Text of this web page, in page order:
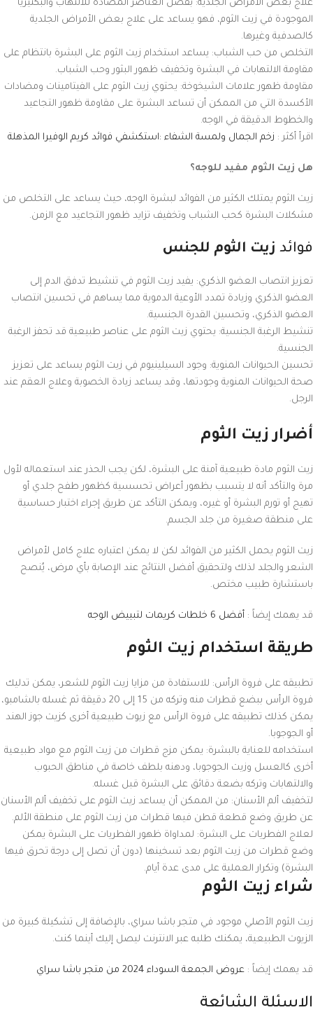
علاج بعض الأمراض الجلدية: بفضل العناصر المضادة للالتهاب والبكتيريا
الموجودة في زيت الثوم، فهو يساعد على علاج بعض الأمراض الجلدية
كالصدفية وغيرها.
التخلص من حب الشباب: يساعد استخدام زيت الثوم على البشرة بانتظام على
مقاومة الالتهابات في البشرة وتخفيف ظهور البثور وحب الشباب.
مقاومة ظهور علامات الشيخوخة: يحتوي زيت الثوم على الفيتامينات ومضادات
الأكسدة التي من الممكن أن تساعد البشرة على مقاومة ظهور التجاعيد
والخطوط الدقيقة في الوجه.
اقرأ أكثر : زخم الجمال ولمسة الشفاء :استكشفي فوائد كريم الوفيرا المذهلة
هل زيت الثوم مفيد للوجه؟
زيت الثوم يمتلك الكثير من الفوائد لبشرة الوجه، حيث يساعد على التخلص من
مشكلات البشرة كحب الشباب وتخفيف تزايد ظهور التجاعيد مع الزمن.
فوائد زيت الثوم للجنس
تعزيز انتصاب العضو الذكري: يفيد زيت الثوم في تنشيط تدفق الدم إلى
العضو الذكري وزيادة تمدد الأوعية الدموية مما يساهم في تحسين انتصاب
العضو الذكري، وتحسين القدرة الجنسية.
تنشيط الرغبة الجنسية: يحتوي زيت الثوم على عناصر طبيعية قد تحفز الرغبة
الجنسية.
تحسين الحيوانات المنوية: وجود السيلينيوم في زيت الثوم يساعد على تعزيز
صحة الحيوانات المنوية وجودتها، وقد يساعد زيادة الخصوبة وعلاج العقم عند
الرجل.
أضرار زيت الثوم
زيت الثوم مادة طبيعية آمنة على البشرة، لكن يجب الحذر عند استعماله لأول
مرة والتأكد أنه لا يتسبب بظهور أعراض تحسسية كظهور طفح جلدي أو
تهيج أو تورم البشرة أو غيره، ويمكن التأكد عن طريق إجراء اختبار حساسية
على منطقة صغيرة من جلد الجسم.
زيت الثوم يحمل الكثير من الفوائد لكن لا يمكن اعتباره علاج كامل لأمراض
الشعر والجلد لذلك ولتحقيق أفضل النتائج عند الإصابة بأي مرض، يُنصح
باستشارة طبيب مختص.
قد يهمك إيضاً : أفضل 6 خلطات كريمات لتبييض الوجه
طريقة استخدام زيت الثوم
تطبيقه على فروة الرأس: للاستفادة من مزايا زيت الثوم للشعر، يمكن تدليك
فروة الرأس ببضع قطرات منه وتركه من 15 إلى 20 دقيقة ثم غسله بالشامبو،
يمكن كذلك تطبيقه على فروة الرأس مع زيوت طبيعية أخرى كزيت جوز الهند
أو الجوجوبا.
استخدامه للعناية بالبشرة: يمكن مزج قطرات من زيت الثوم مع مواد طبيعية
أخرى كالعسل وزيت الجوجوبا، ودهنه بلطف خاصة في مناطق الحبوب
والالتهابات وتركه بضعة دقائق على البشرة قبل غسله.
لتخفيف ألم الأسنان: من الممكن أن يساعد زيت الثوم على تخفيف ألم الأسنان
عن طريق وضع قطعة قطن فيها قطرات من زيت الثوم على منطقة الألم.
لعلاج الفطريات على البشرة: لمداواة ظهور الفطريات على البشرة يمكن
وضع قطرات من زيت الثوم بعد تسخينها (دون أن تصل إلى درجة تحرق فيها
البشرة) وتكرار العملية على مدى عدة أيام.
شراء زيت الثوم
زيت الثوم الأصلي موجود في متجر باشا سراي، بالإضافة إلى تشكيلة كبيرة من
الزيوت الطبيعية، يمكنك طلبه عبر الانترنت ليصل إليك أينما كنت.
قد يهمك إيضاً : عروض الجمعة السوداء 2024 من متجر باشا سراي
الاسئلة الشائعة